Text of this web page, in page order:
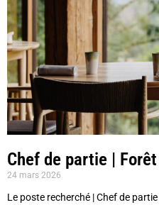
Chef de partie |
24 mars 2026
Le poste recherché | Chef de